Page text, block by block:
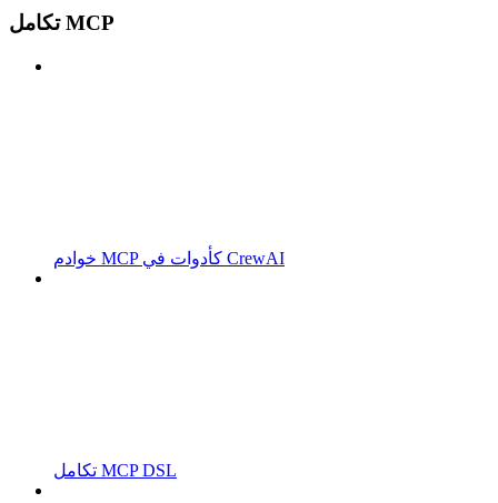
تكامل MCP
خوادم MCP كأدوات في CrewAI
تكامل MCP DSL